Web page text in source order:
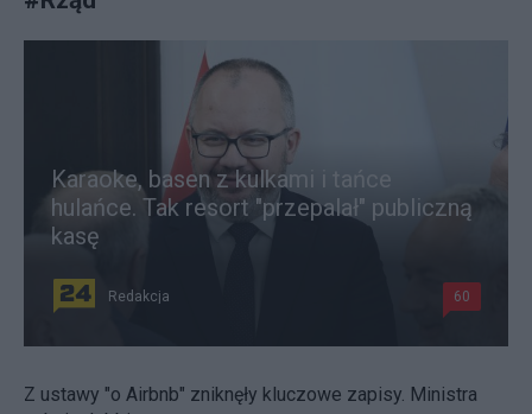
Karaoke, basen z kulkami i tańce
hulańce. Tak resort "przepalał" publiczną
kasę
Redakcja 60
Z ustawy "o Airbnb" zniknęły kluczowe zapisy. Ministra